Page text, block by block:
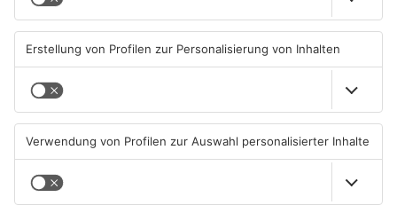
Waldbrandgefahr im
Primaveraland bleibt
weiterhin sehr hoch
PRIMAVERALAND
Waldaschaff und zwischen
Hanau und Kahl
05.08.2026, 06:36 UHR IN